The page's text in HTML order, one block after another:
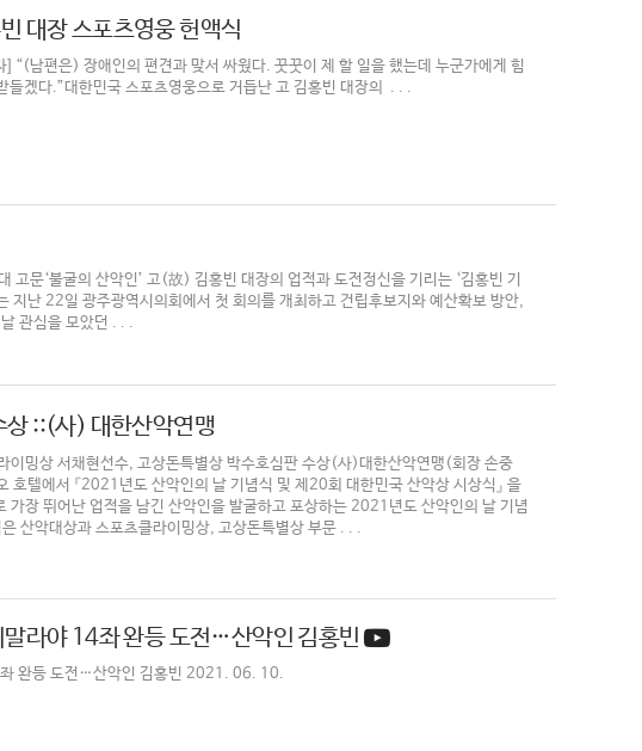
대장 스포츠영웅 헌액식
“(남편은) 장애인의 편견과 맞서 싸웠다. 꿋꿋이 제 할 일을 했는데 누군가에게 힘
들겠다.”대한민국 스포츠영웅으로 거듭난 고 김홍빈 대장의 . . .
문‘불굴의 산악인’ 고(故) 김홍빈 대장의 업적과 도전정신을 기리는 ‘김홍빈 기
지난 22일 광주광역시의회에서 첫 회의를 개최하고 건립후보지와 예산확보 방안,
관심을 모았던 . . .
상 ::(사) 대한산악연맹
이밍상 서채현선수, 고상돈특별상 박수호심판 수상(사)대한산악연맹(회장 손중
텔에서 『2021년도 산악인의 날 기념식 및 제20회 대한민국 산악상 시상식』 을
가장 뛰어난 업적을 남긴 산악인을 발굴하고 포상하는 2021년도 산악인의 날 기념
산악대상과 스포츠클라이밍상, 고상돈특별상 부문 . . .
말라야 14좌 완등 도전…산악인 김홍빈
좌 완등 도전…산악인 김홍빈 2021. 06. 10.